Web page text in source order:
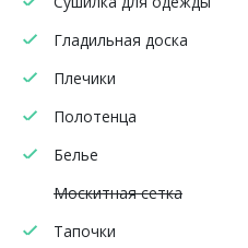
Гладильная доска
Плечики
Полотенца
Белье
Москитная сетка
Тапочки